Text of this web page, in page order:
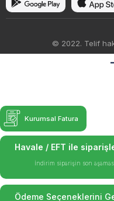
© 2022. Telif
Kurumsal Fatura
Havale / EFT ile
İndirim siparişin son
Ödeme Seçeneklerini